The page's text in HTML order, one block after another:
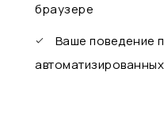
браузере
Ваше поведение